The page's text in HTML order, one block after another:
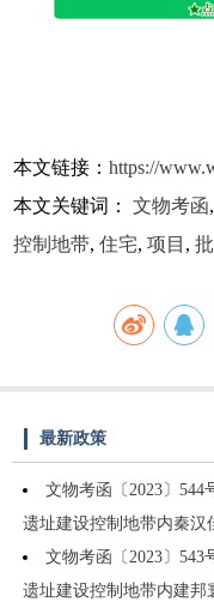
本文链接：https://
本文关键词：文物考函,
控制地带,住宅,项目 ,
最新政策
文物考函〔2023〕
遗址建设控制地带内秦汉
文物考函〔2023〕543
遗址建设控制地带内建邦